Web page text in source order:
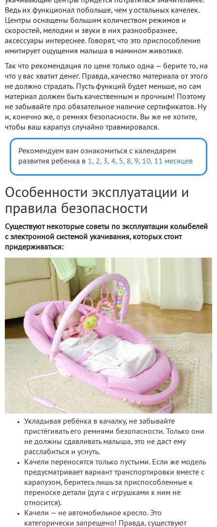
Ведь их функционал побольше, чем у остальных качелек.
Центры оснащены большим количеством режимов и
скоростей, мелодии и звуки в них разнообразнее,
аксессуары интереснее. Говорят, что это приспособление
имитирует ощущения малыша в мамином животике.
Так что рекомендация по цене только одна — берите то, на
что у вас хватит денег. Правда, качество материала от этого
не должно страдать. Пусть функций будет меньше, но сам
материал должен быть качественным и прочным! Поэтому
не забывайте про обязательное наличие сертификатов. Ну
и, конечно же, о ремнях безопасности. Вы же не хотите,
чтобы ваш карапуз случайно травмировался.
Рекомендуем вам ознакомиться с календарем
развития ребенка в 1, 2, 3, 4, 5, 8, 9, 10, 11 месяцев
Особенности эксплуатации и
правила безопасности
Существуют некоторые советы по эксплуатации колыбелей
с электронной системой укачивания, которых стоит
придерживаться:
Укладывая ребёнка в качалку, не забывайте
пристёгивать его ремнями безопасности. Только они
не должны сдавливать малыша, это не даст ему
расслабиться и уснуть.
Качели переносятся только пустыми. Если же модель
предусматривает вариант транспортировки вместе с
карапузом, беритесь лишь за приспособленные к
переноске детали (дуга с игрушками к ним не
относится).
Качели — не автомобильное кресло. Это
категорически запрещено! Правда, существуют